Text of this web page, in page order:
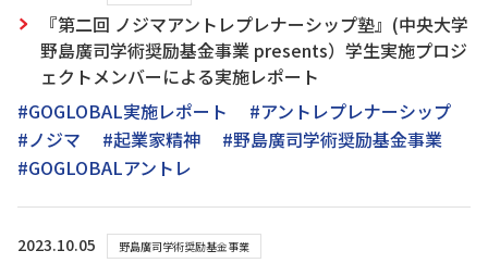
『第二回 ノジマアントレプレナーシップ塾』(中央大学
野島廣司学術奨励基金事業 presents）学生実施プロジ
ェクトメンバーによる実施レポート
#GOGLOBAL実施レポート
#アントレプレナーシップ
#ノジマ
#起業家精神
#野島廣司学術奨励基金事業
#GOGLOBALアントレ
2023.10.05 野島廣司学術奨励基金事業